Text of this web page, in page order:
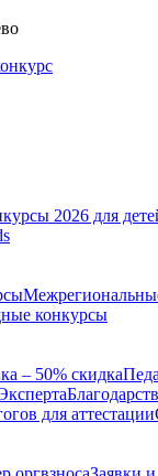
конкурсы
– 50% скидка
для аттестации